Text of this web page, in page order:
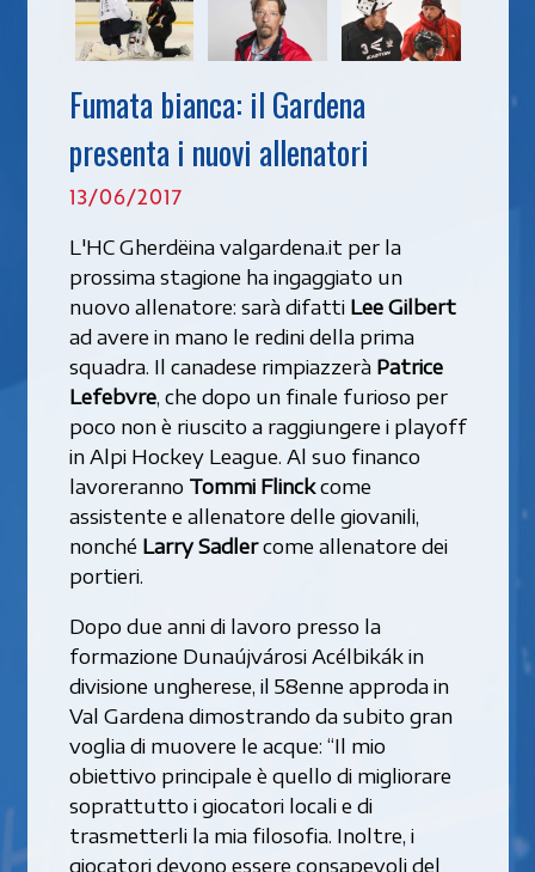
Fumata bianca: il Gardena
presenta i nuovi allenatori
13/06/2017
L'HC Gherdëina valgardena.it per la
prossima stagione ha ingaggiato un
nuovo allenatore: sarà difatti Lee Gilbert
ad avere in mano le redini della prima
squadra. Il canadese rimpiazzerà Patrice
Lefebvre, che dopo un finale furioso per
poco non è riuscito a raggiungere i playoff
in Alpi Hockey League. Al suo financo
lavoreranno Tommi Flinckcome
assistente e allenatore delle giovanili,
nonché Larry Sadlercome allenatore dei
portieri.
Dopo due anni di lavoro presso la
formazione Dunaújvárosi Acélbikák in
divisione ungherese, il 58enne approda in
Val Gardena dimostrando da subito gran
voglia di muovere le acque: “Il mio
obiettivo principale è quello di migliorare
soprattutto i giocatori locali e di
trasmetterli la mia filosofia. Inoltre, i
giocatori devono essere consapevoli del